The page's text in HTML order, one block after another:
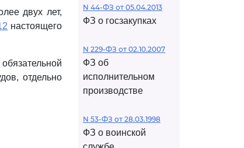
двух лет,
настоящего
отдельно
N 44-ФЗ от 05.04.2013
ФЗ о госзакупках
N 229-ФЗ от 02.10.2007
ФЗ об
исполнительном
производстве
N 53-ФЗ от 28.03.1998
ФЗ о воинской